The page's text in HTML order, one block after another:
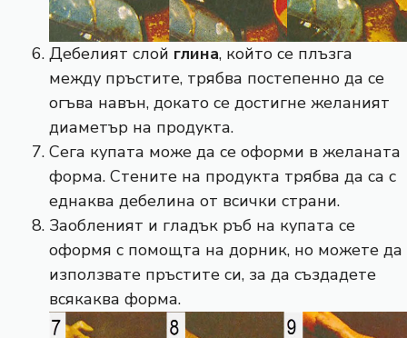
Дебелият слой глина, който се плъзга
между пръстите, трябва постепенно да се
огъва навън, докато се достигне желаният
диаметър на продукта.
Сега купата може да се оформи в желаната
форма. Стените на продукта трябва да са с
еднаква дебелина от всички страни.
Заобленият и гладък ръб на купата се
оформя с помощта на дорник, но можете да
използвате пръстите си, за да създадете
всякаква форма.